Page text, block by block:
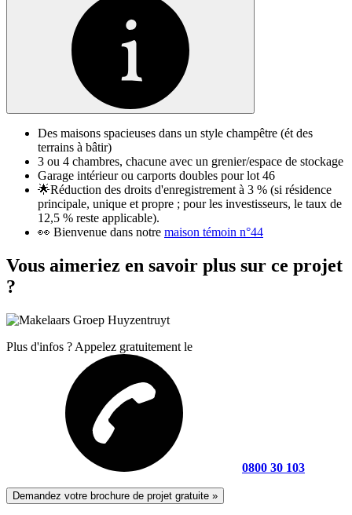
Des maisons spacieuses dans un style champêtre (ét des
terrains à bâtir)
3 ou 4 chambres, chacune avec un grenier/espace de stockage
Garage intérieur ou carports doubles pour lot 46
🌟Réduction des droits d'enregistrement à 3 % (si résidence
principale, unique et propre ; pour les investisseurs, le taux de
12,5 % reste applicable).
👀 Bienvenue dans notre maison témoin n°44
Vous aimeriez en savoir plus sur ce projet
?
Plus d'infos ? Appelez gratuitement le
0800 30 103
Demandez votre brochure de projet gratuite »